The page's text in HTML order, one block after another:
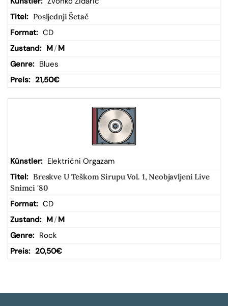
Posljednji Šetač
CD
M/ M
Blues
21,50€
Električni Orgazam
Breskve U Teškom Sirupu Vol. 1, Neobjavljeni Live
Snimci '80
CD
M/ M
Rock
20,50€